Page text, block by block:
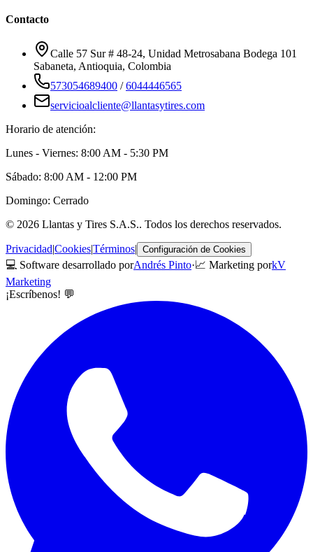
Contacto
Calle 57 Sur # 48-24, Unidad Metrosabana Bodega 101
Sabaneta, Antioquia, Colombia
573054689400 /6044446565
servicioalcliente@llantasytires.com
Horario de atención:
Lunes - Viernes: 8:00 AM - 5:30 PM
Sábado: 8:00 AM - 12:00 PM
Domingo: Cerrado
© 2026 Llantas y Tires S.A.S.. Todos los derechos reservados.
Privacidad|Cookies|Términos| Configuración de Cookies
💻 Software desarrollado porAndrés Pinto·📈 Marketing porkV
Marketing
¡Escríbenos! 💬